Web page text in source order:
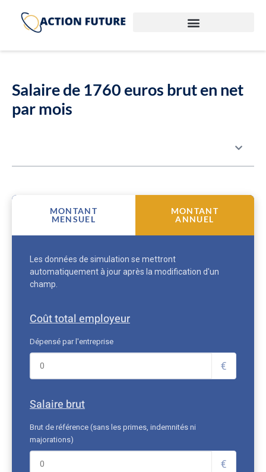
Salaire de 1760 euros brut en net
par mois
MONTANT
MENSUEL
MONTANT
ANNUEL
Les données de simulation se mettront
automatiquement à jour après la modification d'un
champ.
Coût total employeur
Dépensé par l'entreprise
€
Salaire brut
Brut de référence (sans les primes, indemnités ni
majorations)
€